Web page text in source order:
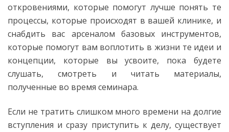
откровениями, которые помогут лучше понять те
процессы, которые происходят в вашей клинике, и
снабдить вас арсеналом базовых инструментов,
которые помогут вам воплотить в жизни те идеи и
концепции, которые вы усвоите, пока будете
слушать, смотреть и читать материалы,
полученные во время семинара.
Если не тратить слишком много времени на долгие
вступления и сразу приступить к делу, существует